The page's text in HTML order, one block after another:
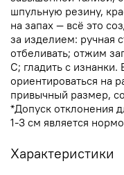
шпульную резину,
на запах — всё это
за изделием: ручная
отбеливать; отжим
С; гладить с
ориентироваться на
привычный размер,
*Допуск отклонения
1-3 см является
Характеристики